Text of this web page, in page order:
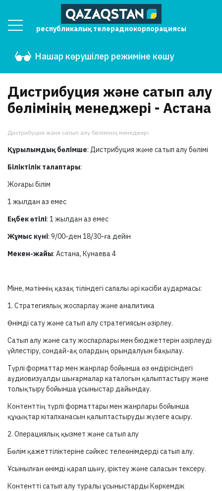
республикалық телерадиокорпорациясы
Нашар көрушілер режиміне көшу
Дистрибуция және сатып алу
бөлімінің менеджері - Астана
Дистрибуция және сатып алу бөлімінің менеджері
Құрылымдық бөлімше: Дистрибуция және сатып алу бөлімі
Біліктілік талаптары:
Жоғары білім
1 жылдан аз емес
Еңбек өтілі: 1 жылдан аз емес
Жұмыс күні: 9/00-ден 18/30-ға дейін
Мекен-жайы: Астана, Кунаева 4
Міне, мәтіннің қазақ тіліндегі сапалы әрі кәсіби аудармасы:
1. Стратегиялық жоспарлау және аналитика
Өнімді сату және сатып алу стратегиясын әзірлеу.
Сатып алу және сату жоспарлары мен бюджеттерін әзірлеуді
үйлестіру, сондай-ақ олардың орындалуын бақылау.
Түрлі форматтар мен жанрлар бойынша өз өндірісіндегі
аудиовизуалды шығармалар каталогын қалыптастыру және
толықтыру бойынша ұсыныстар дайындау.
Контенттің түрлі форматтары мен жанрлары бойынша
құқықтар кітапханасын қалыптастыруды жүзеге асыру.
2. Операциялық қызмет және сатып алу
Бөлім қажеттіліктеріне сәйкес телеөнімдерді сатып алу.
Ұсынылған өнімді қарап шығу, іріктеу және сапасын тексеру.
Контентті сатып алу туралы ұсыныстарды Көркемдік